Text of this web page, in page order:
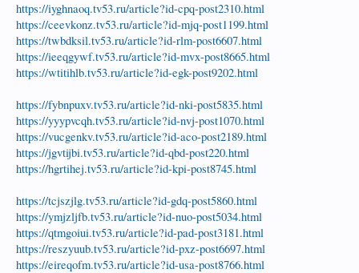
https://iyghnaoq.tv53.ru/article?id-cpq-post2310.html
https://ceevkonz.tv53.ru/article?id-mjq-post1199.html
https://twbdksil.tv53.ru/article?id-rlm-post6607.html
https://ieeqgywf.tv53.ru/article?id-mvx-post8665.html
https://wtitihlb.tv53.ru/article?id-egk-post9202.html
https://fybnpuxv.tv53.ru/article?id-nki-post5835.html
https://yyypvcqh.tv53.ru/article?id-nvj-post1070.html
https://vucgenkv.tv53.ru/article?id-aco-post2189.html
https://jgvtijbi.tv53.ru/article?id-qbd-post220.html
https://hgrtihej.tv53.ru/article?id-kpi-post8745.html
https://tcjszjlg.tv53.ru/article?id-gdq-post5860.html
https://ymjzljfb.tv53.ru/article?id-nuo-post5034.html
https://qtmgoiui.tv53.ru/article?id-pad-post3181.html
https://reszyuub.tv53.ru/article?id-pxz-post6697.html
https://eireqofm.tv53.ru/article?id-usa-post8766.html